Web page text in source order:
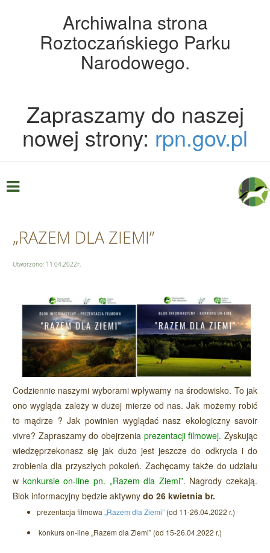
Archiwalna strona
Roztoczańskiego Parku
Narodowego.
Zapraszamy do naszej
nowej strony: rpn.gov.pl
„RAZEM DLA ZIEMI”
Utworzono: 11.04.2022r.
Codziennie naszymi wyborami wpływamy na środowisko. To jak
ono wygląda zależy w dużej mierze od nas. Jak możemy robić
to mądrze ? Jak powinien wyglądać nasz ekologiczny savoir
vivre? Zapraszamy do obejrzenia prezentacji filmowej. Zyskując
wiedzęprzekonasz się jak dużo jest jeszcze do odkrycia i do
zrobienia dla przyszłych pokoleń. Zachęcamy także do udziału
w konkursie on-line pn. „Razem dla Ziemi”. Nagrody czekają.
Blok informacyjny będzie aktywny do 26 kwietnia br.
prezentacja filmowa „Razem dla Ziemi” (od 11-26.04.2022 r.)
konkurs on-line „Razem dla Ziemi” (od 15-26.04.2022 r.)